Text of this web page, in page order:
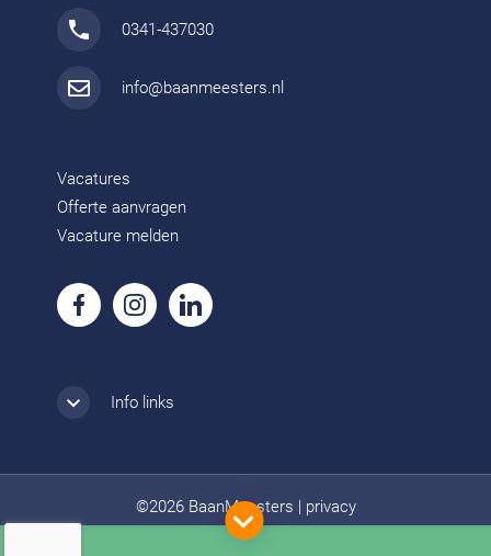
0341-437030
info@baanmeesters.nl
Vacatures
Offerte aanvragen
Vacature melden
Info links
©2026 BaanMeesters privacy